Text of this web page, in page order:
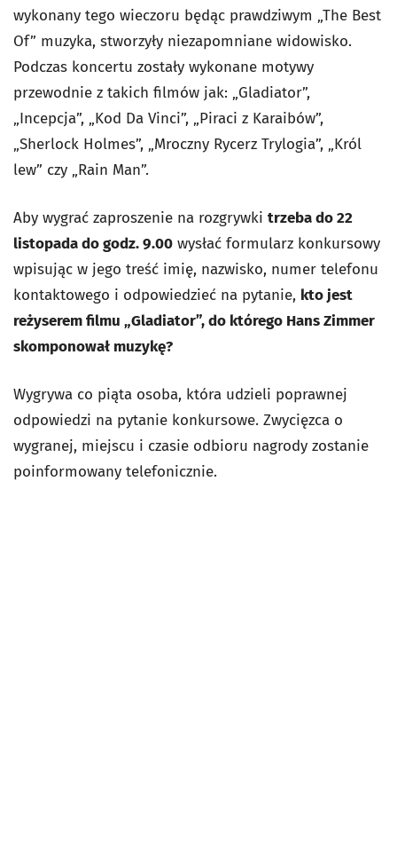
wykonany tego wieczoru będąc prawdziwym „The Best
Of” muzyka, stworzyły niezapomniane widowisko.
Podczas koncertu zostały wykonane motywy
przewodnie z takich filmów jak: „Gladiator”,
„Incepcja”, „Kod Da Vinci”, „Piraci z Karaibów”,
„Sherlock Holmes”, „Mroczny Rycerz Trylogia”, „Król
lew” czy „Rain Man”.
Aby wygrać zaproszenie na rozgrywki trzeba do 22
listopada do godz. 9.00 wysłać formularz konkursowy
wpisując w jego treść imię, nazwisko, numer telefonu
kontaktowego i odpowiedzieć na pytanie, kto jest
reżyserem filmu „Gladiator”, do którego Hans Zimmer
skomponował muzykę?
Wygrywa co piąta osoba, która udzieli poprawnej
odpowiedzi na pytanie konkursowe. Zwycięzca o
wygranej, miejscu i czasie odbioru nagrody zostanie
poinformowany telefonicznie.